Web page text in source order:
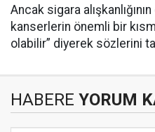
Ancak sigara
kanserlerin önemli bir
olabilir” diyerek sözlerini
HABERE YORUM